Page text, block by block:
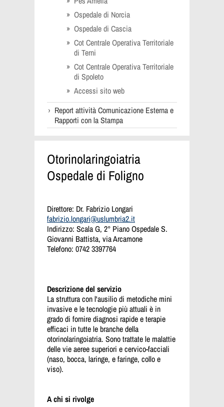
Ospedale di Norcia
Ospedale di Cascia
Cot Centrale Operativa Territoriale
di Terni
Cot Centrale Operativa Territoriale
di Spoleto
Accessi sito web
Report attività Comunicazione Esterna e
Rapporti con la Stampa
Otorinolaringoiatria
Ospedale di Foligno
Direttore: Dr. Fabrizio Longari
fabrizio.longari@uslumbria2.it
Indirizzo: Scala G, 2° Piano Ospedale S.
Giovanni Battista, via Arcamone
Telefono: 0742 3397764
Descrizione del servizio
La struttura con l'ausilio di metodiche mini
invasive e le tecnologie più attuali è in
grado di fornire diagnosi rapide e terapie
efficaci in tutte le branche della
otorinolaringoiatria. Sono trattate le malattie
delle vie aeree superiori e cervico-facciali
(naso, bocca, laringe, e faringe, collo e
viso).
A chi si rivolge